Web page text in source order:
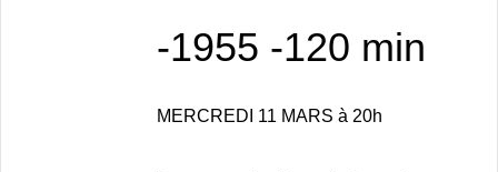
-1955 -120 min
MERCREDI 11 MARS à 20h